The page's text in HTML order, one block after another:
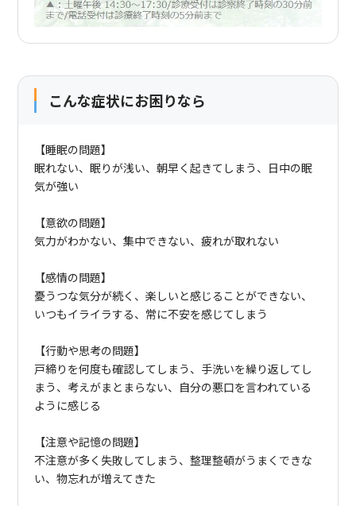
こんな症状にお困りなら
【睡眠の問題】
眠れない、眠りが浅い、朝早く起きてしまう、日中の眠
気が強い
【意欲の問題】
気力がわかない、集中できない、疲れが取れない
【感情の問題】
憂うつな気分が続く、楽しいと感じることができない、
いつもイライラする、常に不安を感じてしまう
【行動や思考の問題】
戸締りを何度も確認してしまう、手洗いを繰り返してし
まう、考えがまとまらない、自分の悪口を言われている
ように感じる
【注意や記憶の問題】
不注意が多く失敗してしまう、整理整頓がうまくできな
い、物忘れが増えてきた